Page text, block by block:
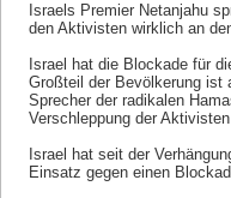
Israels Premier Netanjahu
den Aktivisten wirklich an
Israel hat die Blockade für
Großteil der Bevölkerung ist
Sprecher der radikalen
Verschleppung der
Israel hat seit der
Einsatz gegen einen